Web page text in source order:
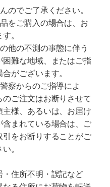
のでご了承ください。
をご購入の場合は、お
。
他の不測の事態に伴う
難な地域、またはご指
がございます。
察からのご指導によ
ご注文はお断りさせて
様、あるいは、お届け
まれている場合は、ご
をお断りすることがご
。
住所不明・誤記など